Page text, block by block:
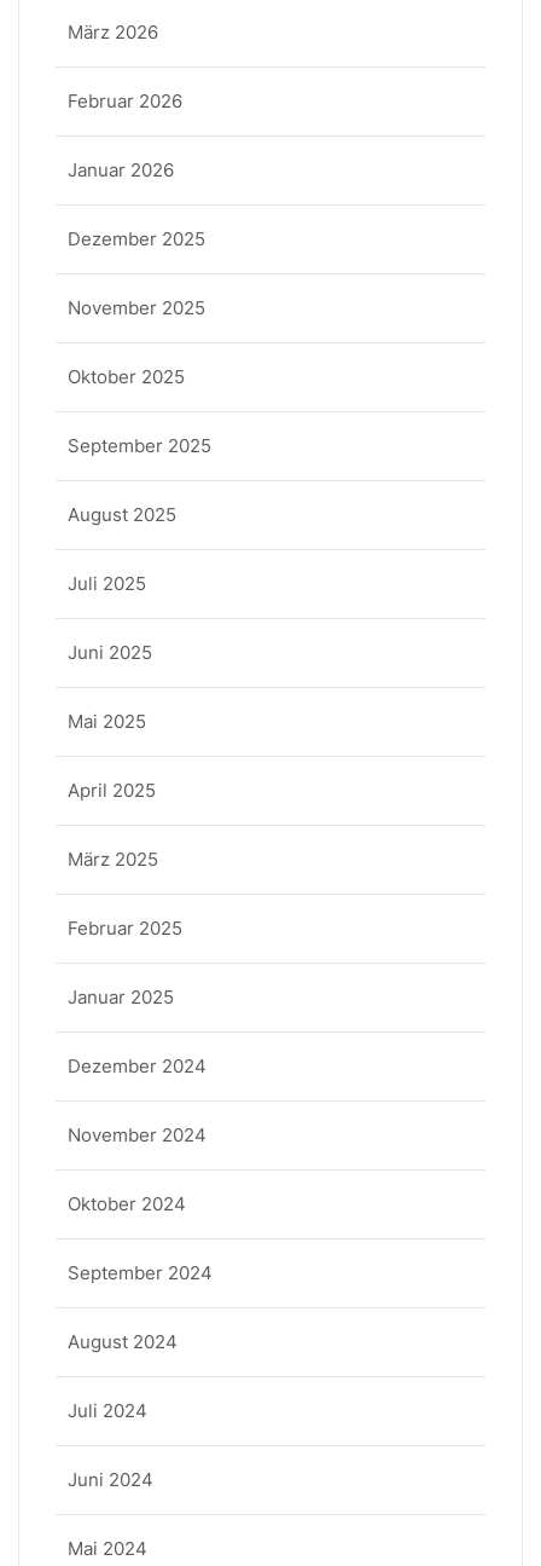
März 2026
Februar 2026
Januar 2026
Dezember 2025
November 2025
Oktober 2025
September 2025
August 2025
Juli 2025
Juni 2025
Mai 2025
April 2025
März 2025
Februar 2025
Januar 2025
Dezember 2024
November 2024
Oktober 2024
September 2024
August 2024
Juli 2024
Juni 2024
Mai 2024